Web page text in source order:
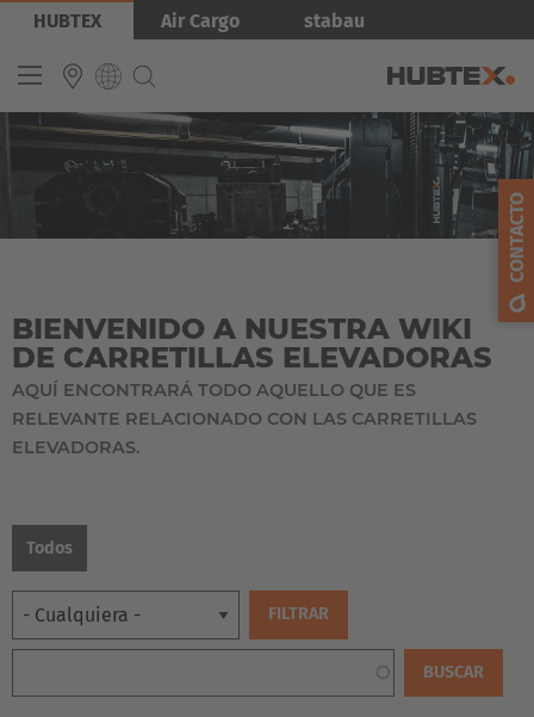
Pasar
contenido
HUBTEX Air Cargo stabau
INTERNATIONAL
Français
BIENVENIDO A NUESTRA WIKI
DE CARRETILLAS ELEVADORAS
AQUÍ ENCONTRARÁ TODO AQUELLO QUE ES
RELEVANTE RELACIONADO CON LAS CARRETILLAS
ELEVADORAS.
Todos
CONTACTO